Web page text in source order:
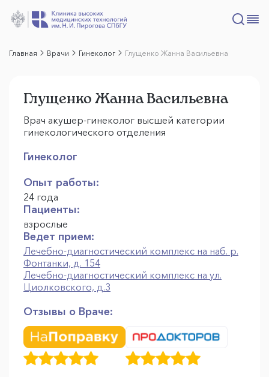
Главная Врачи Гинеколог Глущенко Жанна Васильевна
Глущенко Жанна Васильевна
Врач акушер-гинеколог высшей категории
гинекологического отделения
Гинеколог
Опыт работы:
24 года
Пациенты:
взрослые
Ведет прием:
Лечебно-диагностический комплекс на наб. р.
Фонтанки, д. 154
Лечебно-диагностический комплекс на ул.
Циолковского, д.3
Отзывы о Враче: